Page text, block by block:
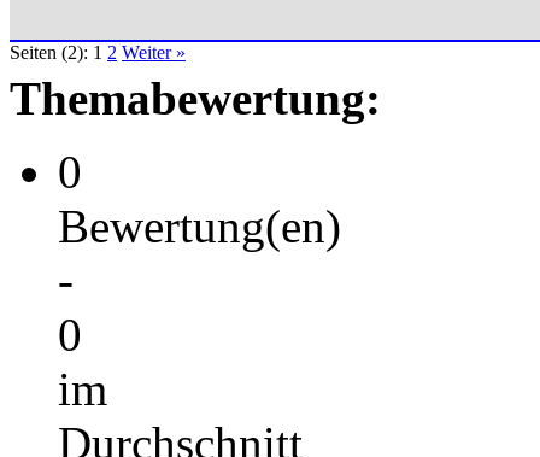
Seiten (2): 1 2 Weiter »
Themabewertung:
0
Bewertung(en)
-
0
im
Durchschnitt